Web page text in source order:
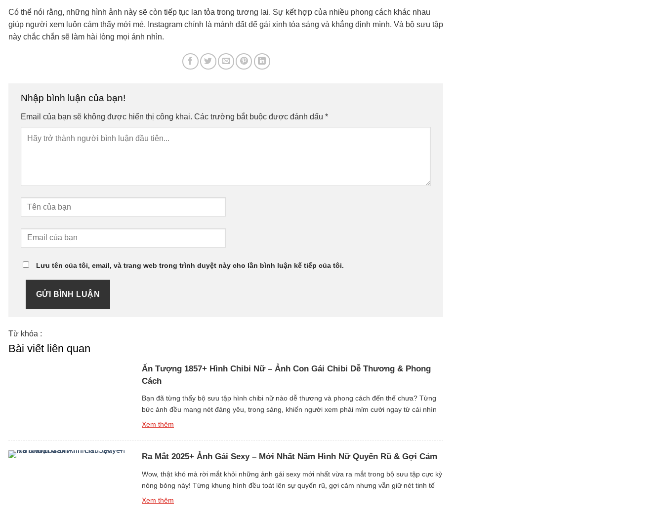
Có thể nói rằng, những hình ảnh này sẽ còn tiếp tục lan tỏa trong tương lai. Sự kết hợp của nhiều phong cách khác nhau
giúp người xem luôn cảm thấy mới mẻ. Instagram chính là mảnh đất để gái xinh tỏa sáng và khẳng định mình. Và bộ sưu tập
này chắc chắn sẽ làm hài lòng mọi ánh nhìn.
Nhập bình luận của bạn!
Email của bạn sẽ không được hiển thị công khai. Các trường bắt buộc được đánh dấu *
Lưu tên của tôi, email, và trang web trong trình duyệt này cho lần bình luận kế tiếp của tôi.
GỬI BÌNH LUẬN
Từ khóa :
Bài viết liên quan
Ấn Tượng 1857+ Hình Chibi Nữ – Ảnh Con Gái Chibi Dễ Thương & Phong
Cách
Bạn đã từng thấy bộ sưu tập hình chibi nữ nào dễ thương và phong cách đến thế chưa? Từng
bức ảnh đều mang nét đáng yêu, trong sáng, khiến người xem phải mỉm cười ngay từ cái nhìn
đầu tiên. Những cô gái chibi nhỏ nhắn với biểu cảm sinh động tạo nên sức […]
Xem thêm
Ra Mắt 2025+ Ảnh Gái Sexy – Mới Nhất Năm Hình Nữ Quyến Rũ & Gợi Cảm
Wow, thật khó mà rời mắt khỏi những ảnh gái sexy mới nhất vừa ra mắt trong bộ sưu tập cực kỳ
nóng bỏng này! Từng khung hình đều toát lên sự quyến rũ, gợi cảm nhưng vẫn giữ nét tinh tế
và sang trọng. Vẻ đẹp cuốn hút cùng thần thái tự tin khiến […]
Xem thêm